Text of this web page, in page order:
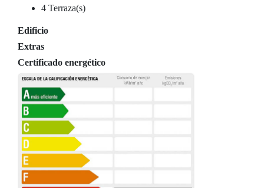
4 Terraza(s)
Edificio
Extras
Certificado energético